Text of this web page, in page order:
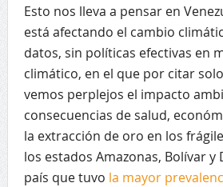
Esto nos lleva a pensar en
está afectando el cambio
datos, sin políticas efectivas en
climático, en el que por citar
vemos perplejos el impacto
consecuencias de salud,
la extracción de oro en los
los estados Amazonas, Bolívar y
país que tuvo la mayor